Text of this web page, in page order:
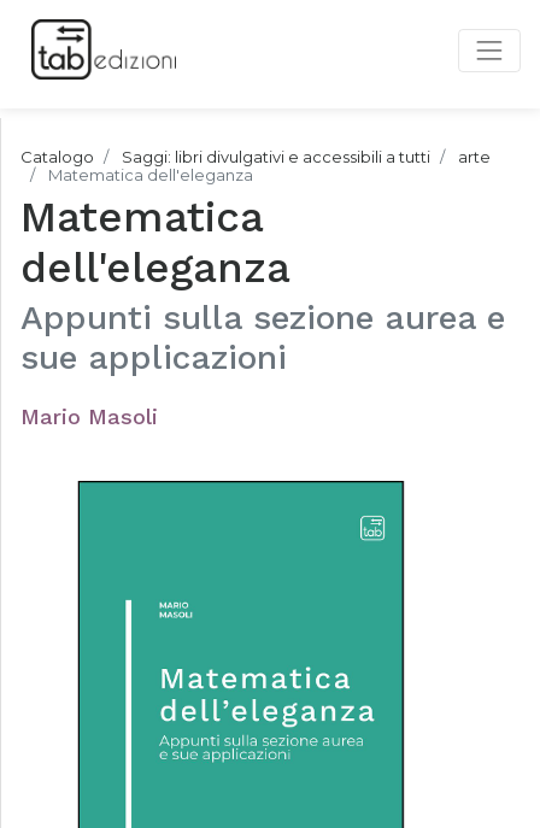
Catalogo Saggi: libri divulgativi e accessibili a tutti
arte
Matematica dell'eleganza
Matematica
dell'eleganza
Appunti sulla sezione aurea e
sue applicazioni
Mario Masoli